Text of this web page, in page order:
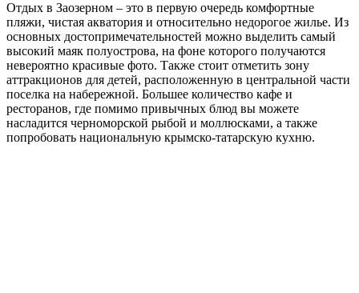
Отдых в Заозерном – это в первую очередь комфортные
пляжи, чистая акватория и относительно недорогое жилье. Из
основных достопримечательностей можно выделить самый
высокий маяк полуострова, на фоне которого получаются
невероятно красивые фото. Также стоит отметить зону
аттракционов для детей, расположенную в центральной части
поселка на набережной. Большее количество кафе и
ресторанов, где помимо привычных блюд вы можете
насладится черноморской рыбой и моллюсками, а также
попробовать национальную крымско-татарскую кухню.